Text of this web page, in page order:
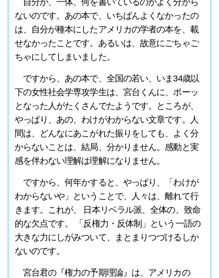
自分が、一体、何を書いているのかよく分から
ないのです。あの本で、いちばんよくなかったの
は、自分が種本にしたアメリカの学者の本を、載
せなかったことです。あるいは、故意にごちゃご
ちゃにしてしまいました。
ですから、あの本で、全国の若い、いま34歳以
下の女性社会学専攻学生は、宮台くんに、ポーッ
となった人がたくさんでたようです。ところが、
やっぱり、あの、わけがわからない文章です。人
間は、どんなにあこがれた振りをしても、よく分
からないことは、結局、分かりません。感動と実
感を伴わない理解は理解になりません。
ですから、何年かすると、やっぱり、「わけが
わからないや」ということで、人々は、離れて行
きます。これが、 日本リベラル派、全体の、致命
的な欠点です。 「反権力・反体制」という一語の
大きな力にしがみついて、まとまりつづけるしか
ないのです。
宮台君の『権力の予期理論』は、アメリカの